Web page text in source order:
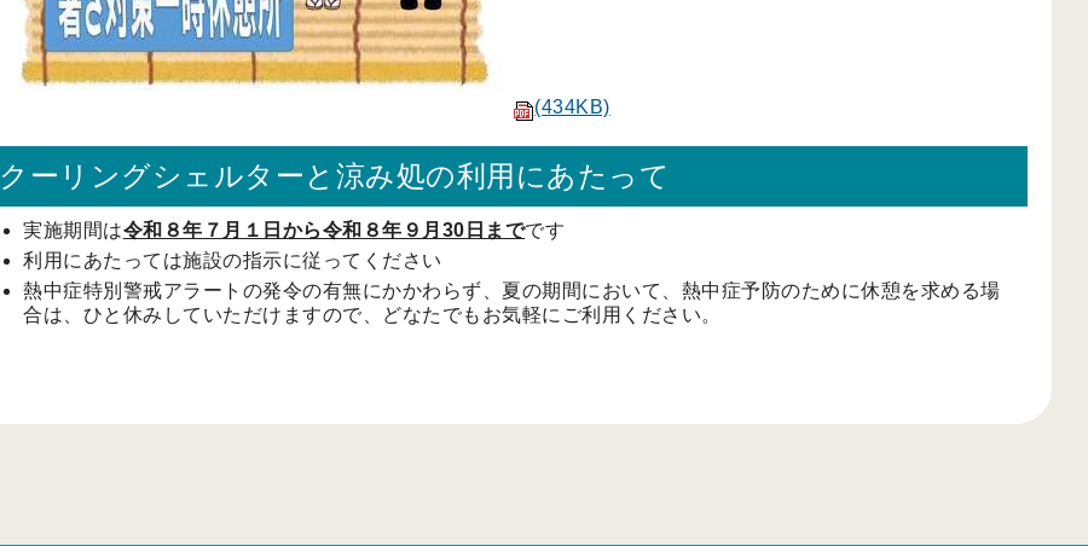
(434KB)
クーリングシェルターと涼み処の利用にあたって
実施期間は令和８年７月１日から令和８年９月30日までです
利用にあたっては施設の指示に従ってください
熱中症特別警戒アラートの発令の有無にかかわらず、夏の期間において、熱中症予防のために休憩を求める場
合は、ひと休みしていただけますので、どなたでもお気軽にご利用ください。